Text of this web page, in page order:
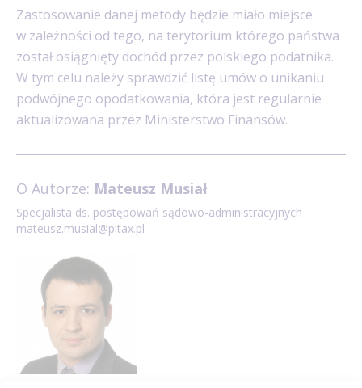
Zastosowanie danej metody będzie miało miejsce
w zależności od tego, na terytorium którego państwa
został osiągnięty dochód przez polskiego podatnika.
W tym celu należy sprawdzić listę umów o unikaniu
podwójnego opodatkowania, która jest regularnie
aktualizowana przez Ministerstwo Finansów.
O Autorze: Mateusz Musiał
Specjalista ds. postępowań sądowo-administracyjnych
mateusz.musial@pitax.pl